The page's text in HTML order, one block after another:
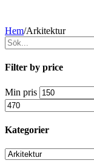
Hem/Arkitektur
Filter by price
Min pris
Kategorier